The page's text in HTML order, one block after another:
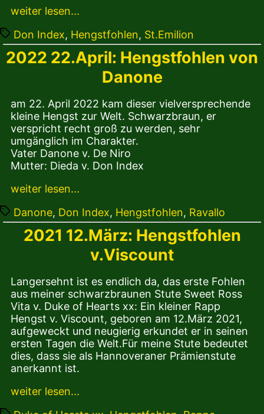
weiter lesen...
TagsDon Index, Hengstfohlen, St.Emilion
2022 22.April: Hengstfohlen von
Danone
am 22. April 2022 kam dieser vielversprechende
kleine Hengst zur Welt. Schwarzbraun, er
verspricht recht groß zu werden, sehr
umgänglich im Charakter.
Vater Danone v. De Niro
Mutter: Dieda v. Don Index
weiter lesen...
TagsDanone, Don Index, Hengstfohlen, Ravallo
2021 12.März: Hengstfohlen
v.Viscount
Langersehnt ist es endlich da, das erste Fohlen
aus meiner schwarzbraunen Stute Sweet Ross
Vita v. Duke of Hearts xx: Ein kleiner Rapp
Hengst v. Viscount, geboren am 12.März 2021,
aufgeweckt und neugierig erkundet er in seinen
ersten Tagen die Welt.Für meine Stute bedeutet
dies, dass sie als Hannoveraner Prämienstute
anerkannt ist.
weiter lesen...